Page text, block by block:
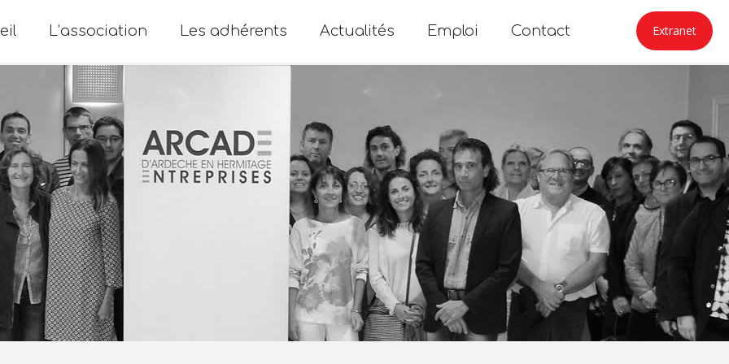
L’association Les adhérents Actualités Emploi Contact Extranet